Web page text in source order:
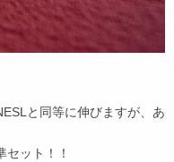
と同等に伸びますが、あ
セット！！